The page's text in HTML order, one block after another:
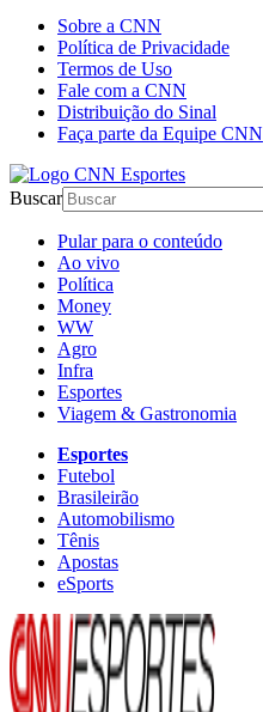
Sobre a CNN
Política de Privacidade
Termos de Uso
Fale com a CNN
Distribuição do Sinal
Faça parte da Equipe CNN
Buscar
Pular para o conteúdo
Ao vivo
Política
Money
WW
Agro
Infra
Esportes
Viagem & Gastronomia
Esportes
Futebol
Brasileirão
Automobilismo
Tênis
Apostas
eSports